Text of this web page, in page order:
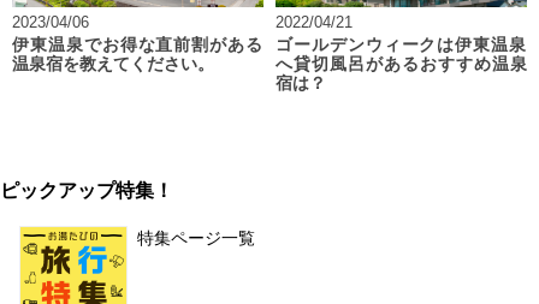
2023/04/06
伊東温泉でお得な直前割がある
温泉宿を教えてください。
2022/04/21
ゴールデンウィークは伊東温泉
へ貸切風呂があるおすすめ温泉
宿は？
ピックアップ特集！
特集ページ一覧